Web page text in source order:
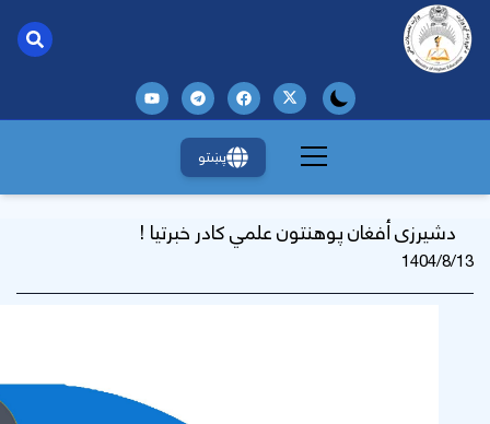
پښتو
دشیرزی أفغان پوهنتون علمي کادر خبرتیا !
1404/8/13